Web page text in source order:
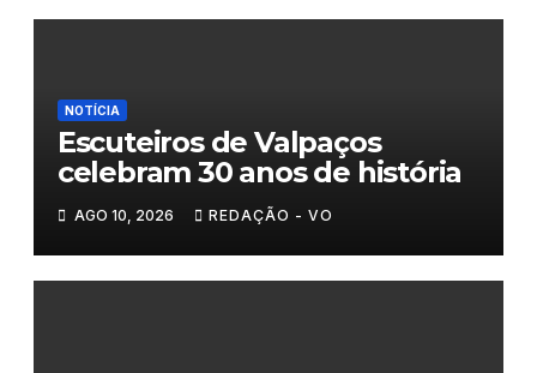
NOTÍCIA
Escuteiros de Valpaços
celebram 30 anos de história
AGO 10, 2026 REDAÇÃO - VO